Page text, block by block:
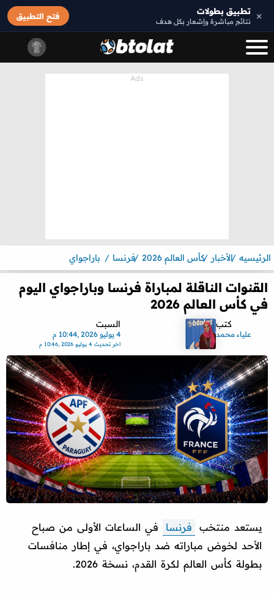
× تطبيق بطولات
نتائج مباشرة وإشعار بكل هدف
فتح التطبيق
الرئيسيه الأخبار كأس العالم 2026 فرنسا باراجواي
القنوات الناقلة لمباراة فرنسا وباراجواي اليوم
في كأس العالم 2026
كتب
علياء محمد
السبت
4 يوليو 2026 ,10:44 م
اخر تحديث4 يوليو 2026 ,10:46 م
يستعد منتخب فرنسا
في الساعات الأولى من صباح
الأحد لخوض مباراته ضد باراجواي، في إطار منافسات
بطولة كأس العالم لكرة القدم، نسخة 2026.